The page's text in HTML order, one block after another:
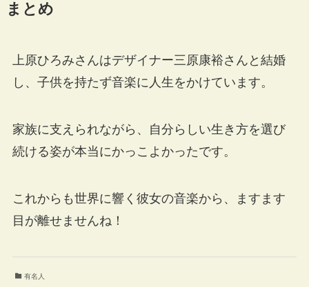
まとめ
上原ひろみさんはデザイナー三原康裕さんと結婚
し、子供を持たず音楽に人生をかけています。
家族に支えられながら、自分らしい生き方を選び
続ける姿が本当にかっこよかったです。
これからも世界に響く彼女の音楽から、ますます
目が離せませんね！
有名人